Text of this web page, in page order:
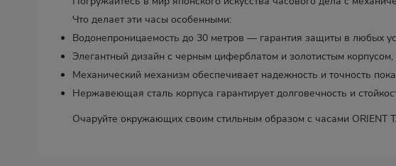
Что делает эти часы особенными:
Водонепроницаемость до 30 метров — гарантия защиты в любых
Элегантный дизайн с черным циферблатом и золотистым
Механический механизм обеспечивает надежность и точность
Нержавеющая сталь корпуса гарантирует долговечность и
Очаруйте окружающих своим стильным образом с часами